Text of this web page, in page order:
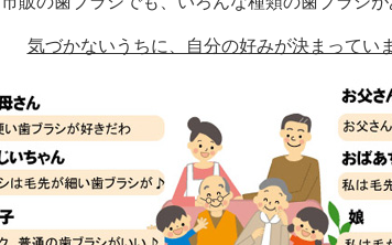
気づかないうちに、自分の好みが決まってい